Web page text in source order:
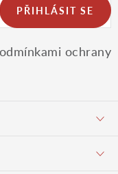
ochrany
PŘIHLÁSIT SE